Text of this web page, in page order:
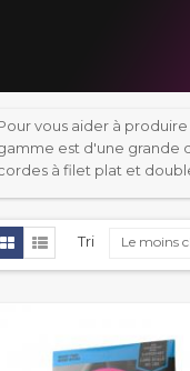
vous aider à
est d'une grande
à filet plat et
Tri Le moins